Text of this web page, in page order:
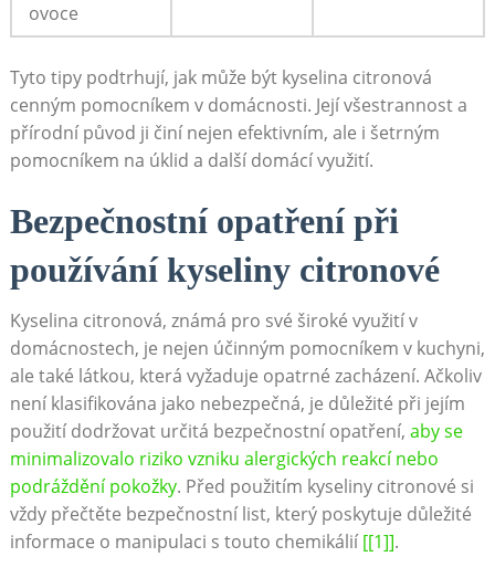
ovoce
Tyto tipy podtrhují, jak může být ⁢kyselina citronová
cenným⁤ pomocníkem v domácnosti. ​Její všestrannost ​a
přírodní původ‌ ji činí ⁣nejen efektivním, ⁤ale i šetrným
pomocníkem na úklid a další‌ domácí využití.
Bezpečnostní opatření při
používání‌ kyseliny citronové
Kyselina citronová, známá pro své široké využití v
domácnostech, je nejen účinným​ pomocníkem v‌ kuchyni,
ale také látkou, která vyžaduje‌ opatrné zacházení. Ačkoliv
není klasifikována ⁢jako nebezpečná, je důležité při jejím
použití dodržovat určitá⁣ bezpečnostní ⁢opatření, aby se
minimalizovalo riziko vzniku alergických ‍reakcí nebo
podráždění ​pokožky. Před použitím kyseliny citronové si
vždy přečtěte bezpečnostní list, který poskytuje důležité
informace o manipulaci s touto chemikálií[[1]].